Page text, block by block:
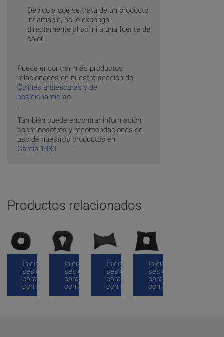
Debido a que se trata de un producto
inflamable, no lo exponga
directamente al sol ni a una fuente de
calor.
Puede encontrar más productos
relacionados en nuestra sección de
Cojines antiescaras y de
posicionamiento
También puede encontrar información
sobre nosotros y recomendaciones de
uso de nuestros productos en
García 1880.
Productos relacionados
Inicia
sesión
para
comprar
Inicia
sesión
para
comprar
Inicia
sesión
para
comprar
Inicia
sesión
para
comprar